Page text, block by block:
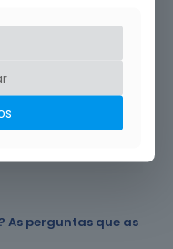
As perguntas que as